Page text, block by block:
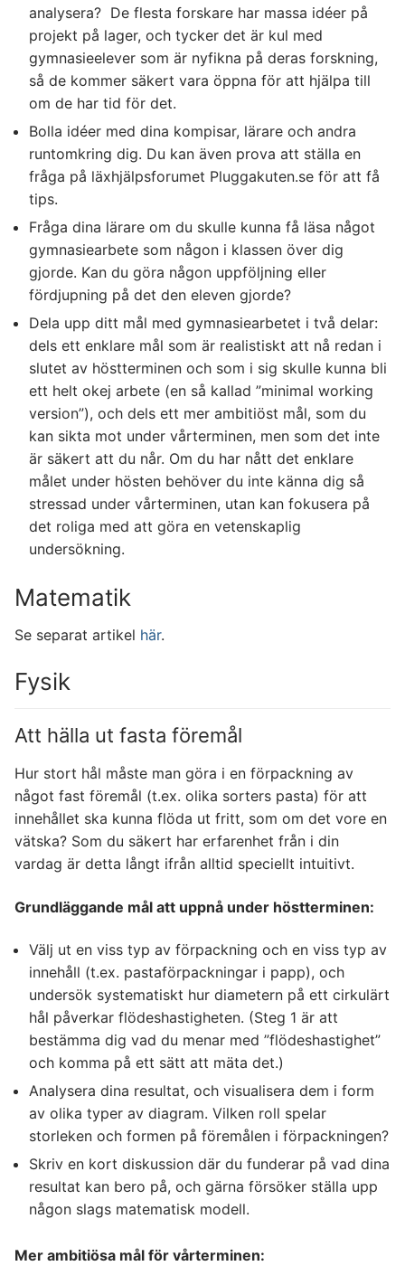
analysera? De flesta forskare har massa idéer på
projekt på lager, och tycker det är kul med
gymnasieelever som är nyfikna på deras forskning,
så de kommer säkert vara öppna för att hjälpa till
om de har tid för det.
Bolla idéer med dina kompisar, lärare och andra
runtomkring dig. Du kan även prova att ställa en
fråga på läxhjälpsforumet Pluggakuten.se för att få
tips.
Fråga dina lärare om du skulle kunna få läsa något
gymnasiearbete som någon i klassen över dig
gjorde. Kan du göra någon uppföljning eller
fördjupning på det den eleven gjorde?
Dela upp ditt mål med gymnasiearbetet i två delar:
dels ett enklare mål som är realistiskt att nå redan i
slutet av höstterminen och som i sig skulle kunna bli
ett helt okej arbete (en så kallad ”minimal working
version”), och dels ett mer ambitiöst mål, som du
kan sikta mot under vårterminen, men som det inte
är säkert att du når. Om du har nått det enklare
målet under hösten behöver du inte känna dig så
stressad under vårterminen, utan kan fokusera på
det roliga med att göra en vetenskaplig
undersökning.
Matematik
Se separat artikel här.
Fysik
Att hälla ut fasta föremål
Hur stort hål måste man göra i en förpackning av
något fast föremål (t.ex. olika sorters pasta) för att
innehållet ska kunna flöda ut fritt, som om det vore en
vätska? Som du säkert har erfarenhet från i din
vardag är detta långt ifrån alltid speciellt intuitivt.
Grundläggande mål att uppnå under höstterminen:
Välj ut en viss typ av förpackning och en viss typ av
innehåll (t.ex. pastaförpackningar i papp), och
undersök systematiskt hur diametern på ett cirkulärt
hål påverkar flödeshastigheten. (Steg 1 är att
bestämma dig vad du menar med ”flödeshastighet”
och komma på ett sätt att mäta det.)
Analysera dina resultat, och visualisera dem i form
av olika typer av diagram. Vilken roll spelar
storleken och formen på föremålen i förpackningen?
Skriv en kort diskussion där du funderar på vad dina
resultat kan bero på, och gärna försöker ställa upp
någon slags matematisk modell.
Mer ambitiösa mål för vårterminen: